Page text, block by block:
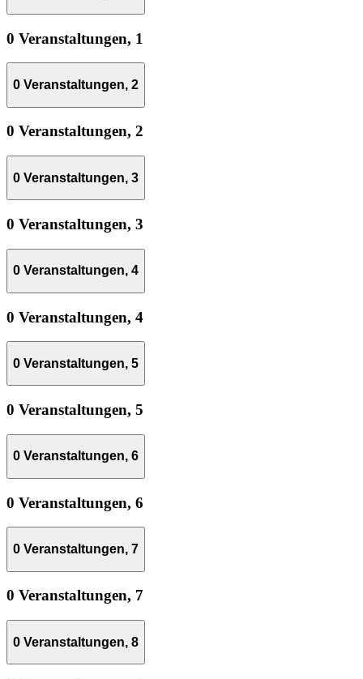
0 Veranstaltungen, 1
0 Veranstaltungen, 2
0 Veranstaltungen, 2
0 Veranstaltungen, 3
0 Veranstaltungen, 3
0 Veranstaltungen, 4
0 Veranstaltungen, 4
0 Veranstaltungen, 5
0 Veranstaltungen, 5
0 Veranstaltungen, 6
0 Veranstaltungen, 6
0 Veranstaltungen, 7
0 Veranstaltungen, 7
0 Veranstaltungen, 8